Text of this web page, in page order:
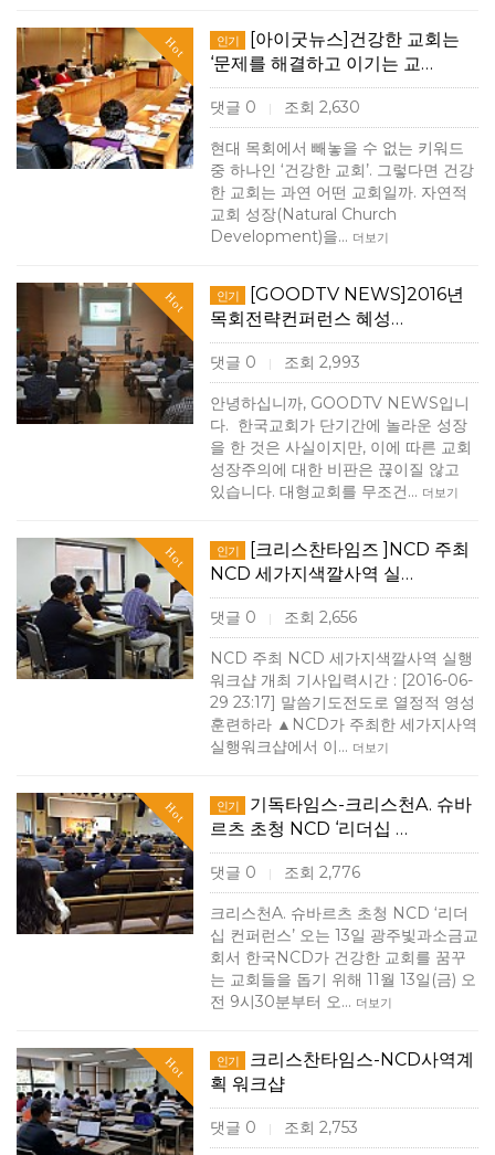
Hot 인기
[아이굿뉴스]건강한 교회는
‘문제를 해결하고 이기는 교…
댓글 0 | 조회 2,630
현대 목회에서 빼놓을 수 없는 키워드
중 하나인 ‘건강한 교회’. 그렇다면 건강
한 교회는 과연 어떤 교회일까. 자연적
교회 성장(Natural Church
Development)을… 더보기
Hot 인기
[GOODTV NEWS]2016년
목회전략컨퍼런스 혜성…
댓글 0 | 조회 2,993
안녕하십니까, GOODTV NEWS입니
다. ​ 한국교회가 단기간에 놀라운 성장
을 한 것은 사실이지만, 이에 따른 교회
성장주의에 대한 비판은 끊이질 않고
있습니다. 대형교회를 무조건… 더보기
Hot 인기
[크리스찬타임즈 ]NCD 주최
NCD 세가지색깔사역 실…
댓글 0 | 조회 2,656
NCD 주최 NCD 세가지색깔사역 실행
워크샵 개최 기사입력시간 : [2016-06-
29 23:17] 말씀기도전도로 열정적 영성
훈련하라 ▲NCD가 주최한 세가지사역
실행워크샵에서 이… 더보기
Hot 인기
기독타임스-크리스천A. 슈바
르츠 초청 NCD ‘리더십 …
댓글 0 | 조회 2,776
크리스천A. 슈바르츠 초청 NCD ‘리더
십 컨퍼런스’ 오는 13일 광주빛과소금교
회서 한국NCD가 건강한 교회를 꿈꾸
는 교회들을 돕기 위해 11월 13일(금) 오
전 9시30분부터 오… 더보기
Hot 인기
크리스찬타임스-NCD사역계
획 워크샵
댓글 0 | 조회 2,753